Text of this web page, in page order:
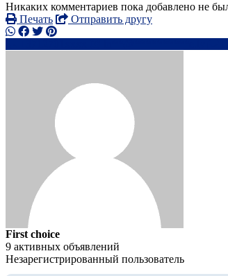
Никаких комментариев пока добавлено не
Печать
Отправить другу
First choice
9 активных объявлений
Незарегистрированный пользователь